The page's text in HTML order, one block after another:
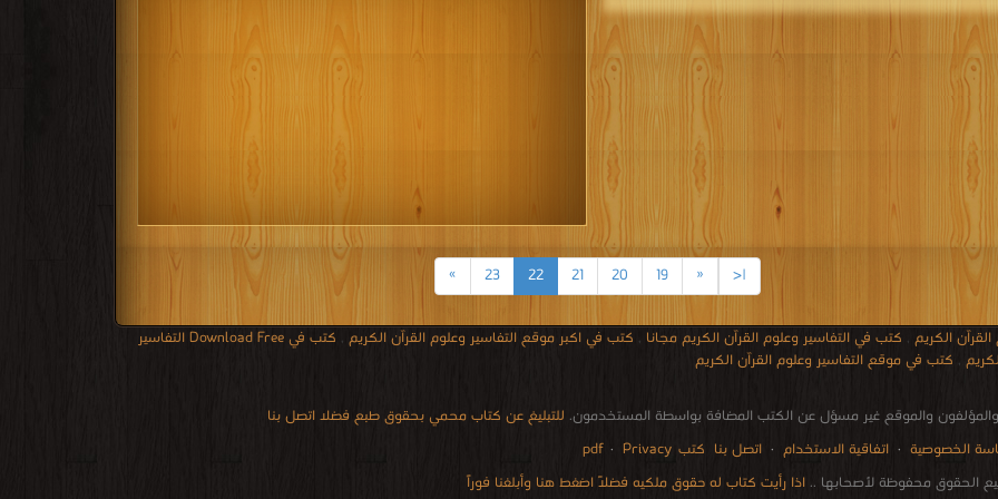
|<
«
19
20
21
22
23
»
الكريم , كتب في التفاسير وعلوم القرآن الكريم مجانا , كتب في اكبر موقع التفاسير وعلوم القرآن الكريم ,
كتب في Download Free التفاسير
, كتب في موقع التفاسير وعلوم القرآن الكريم
والموقع غير مسؤل عن الكتب المضافة بواسطة المستخدمون. للتبليغ عن كتاب محمي بحقوق طبع فضلا اتصل بنا
الخصوصية · اتفاقية الاستخدام · اتصل بنا كتب pdf · Privacy
الحقوق محفوظة لأصحابها ..اذا رأيت كتاب له حقوق ملكيه فضلاً اضغط هنا وأبلغنا فوراً